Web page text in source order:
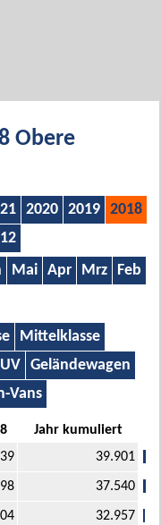
Obere
2020 2019
2018
Mai Apr Mrz
Feb
Mittelklasse
Geländewagen
Vans
Jahr kumuliert
39.901
37.540
32.957